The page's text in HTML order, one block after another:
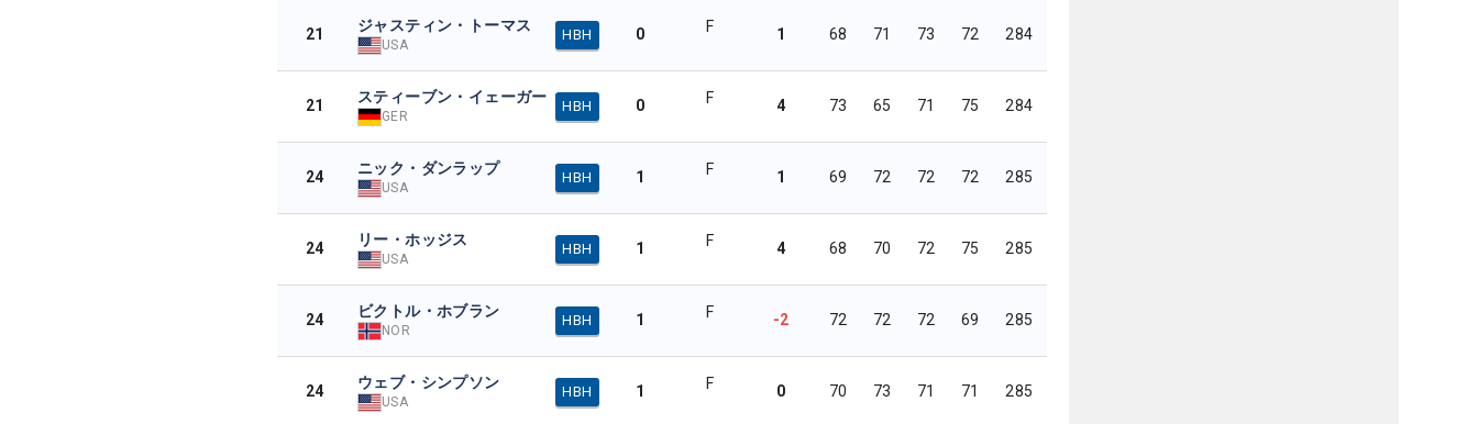
21 ジャスティン・トーマス
USA
HBH 0 F 1 68 71 73 72 284
21 スティーブン・イェーガー
GER
HBH 0 F 4 73 65 71 75 284
24 ニック・ダンラップ
USA
HBH 1 F 1 69 72 72 72 285
24 リー・ホッジス
USA
HBH 1 F 4 68 70 72 75 285
24 ビクトル・ホブラン
NOR
HBH 1 F -2 72 72 72 69 285
24 ウェブ・シンプソン
USA
HBH 1 F 0 70 73 71 71 285